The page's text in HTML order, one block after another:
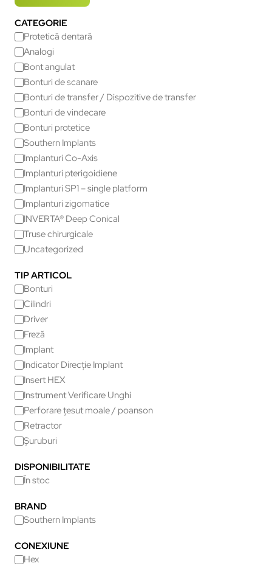
CATEGORIE
Protetică dentară
Analogi
Bont angulat
Bonturi de scanare
Bonturi de transfer / Dispozitive de transfer
Bonturi de vindecare
Bonturi protetice
Southern Implants
Implanturi Co-Axis
Implanturi pterigoidiene
Implanturi SP1 – single platform
Implanturi zigomatice
INVERTA® Deep Conical
Truse chirurgicale
Uncategorized
TIP ARTICOL
Bonturi
Cilindri
Driver
Freză
Implant
Indicator Direcție Implant
Insert HEX
Instrument Verificare Unghi
Perforare țesut moale / poanson
Retractor
Șuruburi
DISPONIBILITATE
În stoc
BRAND
Southern Implants
CONEXIUNE
Hex